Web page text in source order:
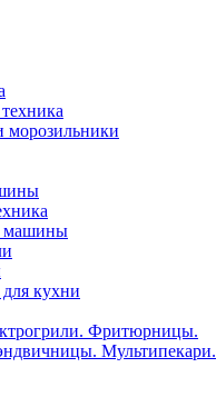
морозильники
машины
кухни
Фритюрницы.
Мультипекари.